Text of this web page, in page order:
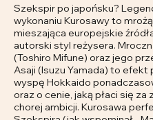
Szekspir po japońsku?
wykonaniu Kurosawy to
mieszająca europejskie
autorski styl reżysera.
(Toshiro Mifune) oraz jego
Asaji (Isuzu Yamada) to efekt
wyspę Hokkaido
oraz o cenie, jaką płaci się
chorej ambicji. Kurosawa